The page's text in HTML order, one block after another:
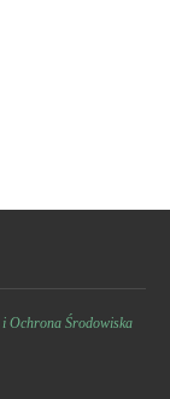
Ochrona Środowiska